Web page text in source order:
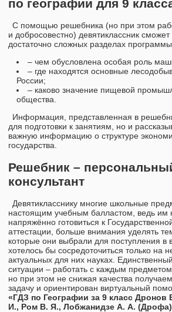
по географии для 9
С помощью решебника (но при этом
и добросовестно) девятиклассник сможет
достаточно сложных разделах
– чем обусловлена особая роль
– где находятся основные
России;
– каково значение пищевой
общества.
Информация, представленная в
для подготовки к занятиям, но и
важную информацию о структуре
государства.
Решебник –
консультант
Девятикласснику многие школьные
настоящим учебным балластом, ведь им
напряжённо готовиться к
аттестации, больше внимания уделять
которые они выбрали для поступления в
хотелось бы сосредоточиться только на
актуальных для них науках.
ситуации – работать с каждым
но при этом не снижая качества
задачу и ориентирован виртуальный
«ГДЗ по Географии за 9 класс Дронов
И., Ром В. Я., Лобжанидзе А. А.